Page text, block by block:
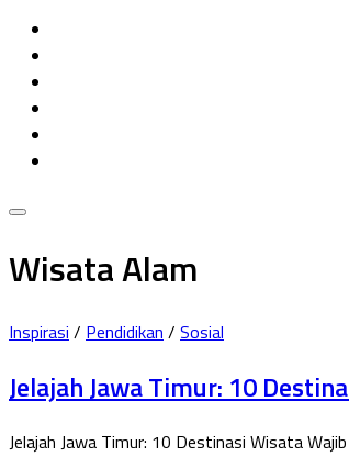
Wisata Alam
Inspirasi / Pendidikan / Sosial
Jelajah Jawa Timur: 10
Jelajah Jawa Timur: 10 Destinasi Wisata